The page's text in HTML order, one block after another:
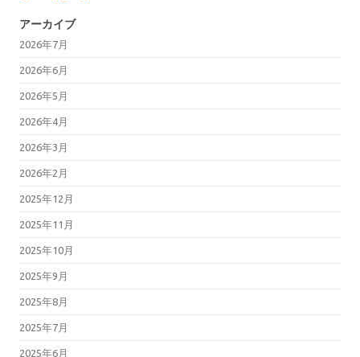
アーカイブ
2026年7月
2026年6月
2026年5月
2026年4月
2026年3月
2026年2月
2025年12月
2025年11月
2025年10月
2025年9月
2025年8月
2025年7月
2025年6月